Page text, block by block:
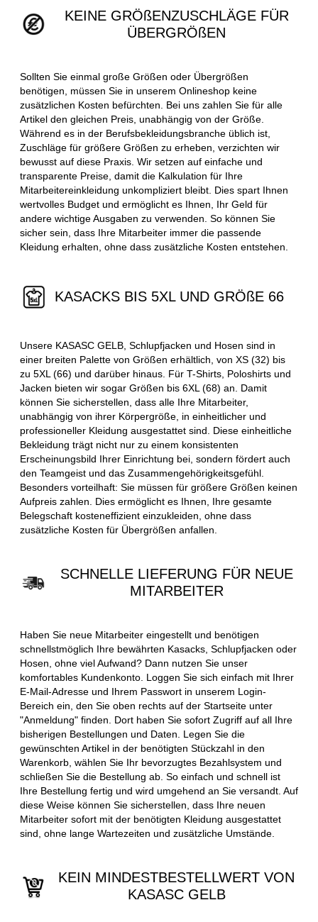
KEINE GRÖßENZUSCHLÄGE FÜR
ÜBERGRÖßEN
Sollten Sie einmal große Größen oder Übergrößen
benötigen, müssen Sie in unserem Onlineshop keine
zusätzlichen Kosten befürchten. Bei uns zahlen Sie für alle
Artikel den gleichen Preis, unabhängig von der Größe.
Während es in der Berufsbekleidungsbranche üblich ist,
Zuschläge für größere Größen zu erheben, verzichten wir
bewusst auf diese Praxis. Wir setzen auf einfache und
transparente Preise, damit die Kalkulation für Ihre
Mitarbeitereinkleidung unkompliziert bleibt. Dies spart Ihnen
wertvolles Budget und ermöglicht es Ihnen, Ihr Geld für
andere wichtige Ausgaben zu verwenden. So können Sie
sicher sein, dass Ihre Mitarbeiter immer die passende
Kleidung erhalten, ohne dass zusätzliche Kosten entstehen.
KASACKS BIS 5XL UND GRÖßE 66
Unsere KASASC GELB, Schlupfjacken und Hosen sind in
einer breiten Palette von Größen erhältlich, von XS (32) bis
zu 5XL (66) und darüber hinaus. Für T-Shirts, Poloshirts und
Jacken bieten wir sogar Größen bis 6XL (68) an. Damit
können Sie sicherstellen, dass alle Ihre Mitarbeiter,
unabhängig von ihrer Körpergröße, in einheitlicher und
professioneller Kleidung ausgestattet sind. Diese einheitliche
Bekleidung trägt nicht nur zu einem konsistenten
Erscheinungsbild Ihrer Einrichtung bei, sondern fördert auch
den Teamgeist und das Zusammengehörigkeitsgefühl.
Besonders vorteilhaft: Sie müssen für größere Größen keinen
Aufpreis zahlen. Dies ermöglicht es Ihnen, Ihre gesamte
Belegschaft kosteneffizient einzukleiden, ohne dass
zusätzliche Kosten für Übergrößen anfallen.
SCHNELLE LIEFERUNG FÜR NEUE
MITARBEITER
Haben Sie neue Mitarbeiter eingestellt und benötigen
schnellstmöglich Ihre bewährten Kasacks, Schlupfjacken oder
Hosen, ohne viel Aufwand? Dann nutzen Sie unser
komfortables Kundenkonto. Loggen Sie sich einfach mit Ihrer
E-Mail-Adresse und Ihrem Passwort in unserem Login-
Bereich ein, den Sie oben rechts auf der Startseite unter
"Anmeldung" finden. Dort haben Sie sofort Zugriff auf all Ihre
bisherigen Bestellungen und Daten. Legen Sie die
gewünschten Artikel in der benötigten Stückzahl in den
Warenkorb, wählen Sie Ihr bevorzugtes Bezahlsystem und
schließen Sie die Bestellung ab. So einfach und schnell ist
Ihre Bestellung fertig und wird umgehend an Sie versandt. Auf
diese Weise können Sie sicherstellen, dass Ihre neuen
Mitarbeiter sofort mit der benötigten Kleidung ausgestattet
sind, ohne lange Wartezeiten und zusätzliche Umstände.
KEIN MINDESTBESTELLWERT VON
KASASC GELB